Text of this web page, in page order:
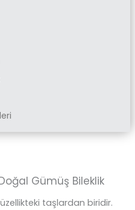
Gümüş Bileklik
taşlardan biridir.